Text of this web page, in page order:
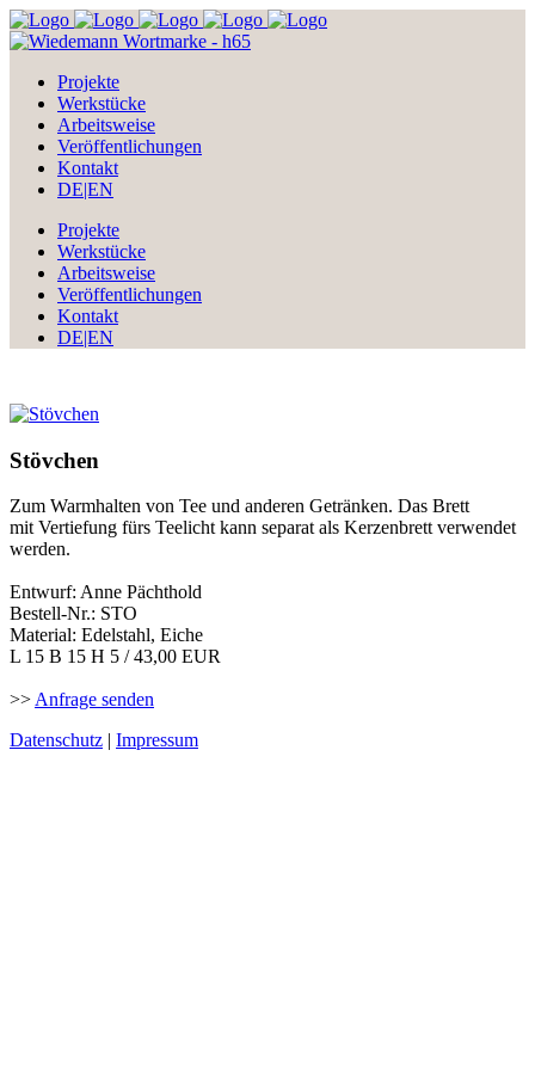
Projekte
Werkstücke
Arbeitsweise
Veröffentlichungen
Kontakt
DE|EN
Projekte
Werkstücke
Arbeitsweise
Veröffentlichungen
Kontakt
DE|EN
Stövchen
Zum Warmhalten von Tee und anderen Getränken. Das Brett
mit Vertiefung fürs Teelicht kann separat als Kerzenbrett verwendet
werden.
Entwurf: Anne Pächthold
Bestell-Nr.: STO
Material: Edelstahl, Eiche
L 15 B 15 H 5 / 43,00 EUR
>>Anfrage senden
Datenschutz | Impressum